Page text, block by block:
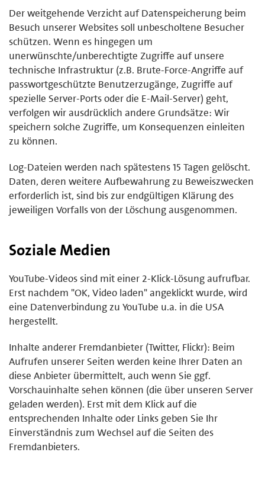
Der weitgehende Verzicht auf Datenspeicherung beim
Besuch unserer Websites soll unbescholtene Besucher
schützen. Wenn es hingegen um
unerwünschte/unberechtigte Zugriffe auf unsere
technische Infrastruktur (z.B. Brute-Force-Angriffe auf
passwortgeschützte Benutzerzugänge, Zugriffe auf
spezielle Server-Ports oder die E-Mail-Server) geht,
verfolgen wir ausdrücklich andere Grundsätze: Wir
speichern solche Zugriffe, um Konsequenzen einleiten
zu können.
Log-Dateien werden nach spätestens 15 Tagen gelöscht.
Daten, deren weitere Aufbewahrung zu Beweiszwecken
erforderlich ist, sind bis zur endgültigen Klärung des
jeweiligen Vorfalls von der Löschung ausgenommen.
Soziale Medien
YouTube-Videos sind mit einer 2-Klick-Lösung aufrufbar.
Erst nachdem "OK, Video laden" angeklickt wurde, wird
eine Datenverbindung zu YouTube u.a. in die USA
hergestellt.
Inhalte anderer Fremdanbieter (Twitter, Flickr): Beim
Aufrufen unserer Seiten werden keine Ihrer Daten an
diese Anbieter übermittelt, auch wenn Sie ggf.
Vorschauinhalte sehen können (die über unseren Server
geladen werden). Erst mit dem Klick auf die
entsprechenden Inhalte oder Links geben Sie Ihr
Einverständnis zum Wechsel auf die Seiten des
Fremdanbieters.